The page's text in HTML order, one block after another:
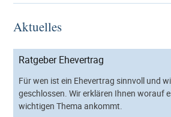
Aktuelles
Ratgeber Ehevertrag
Für wen ist ein Ehevertrag sinnvoll und
geschlossen. Wir erklären Ihnen worauf
wichtigen Thema ankommt.